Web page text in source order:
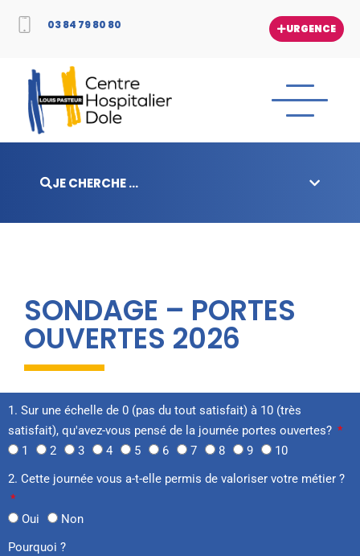
03 84 79 80 80 URGENCE
JE CHERCHE ...
SONDAGE – PORTES
OUVERTES 2026
1. Sur une échelle de 0 (pas du tout satisfait) à 10 (très
satisfait), qu'avez-vous pensé de la journée portes ouvertes?
1
2 3 4 5 6 7 8 9
10
2. Cette journée vous a-t-elle permis de valoriser votre métier ?
Oui
Non
Pourquoi ?